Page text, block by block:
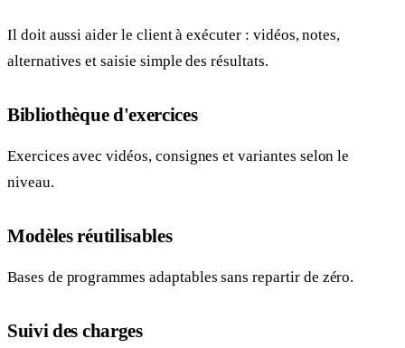
Il doit aussi aider le client à exécuter : vidéos, notes,
alternatives et saisie simple des résultats.
Bibliothèque d'exercices
Exercices avec vidéos, consignes et variantes selon le
niveau.
Modèles réutilisables
Bases de programmes adaptables sans repartir de zéro.
Suivi des charges